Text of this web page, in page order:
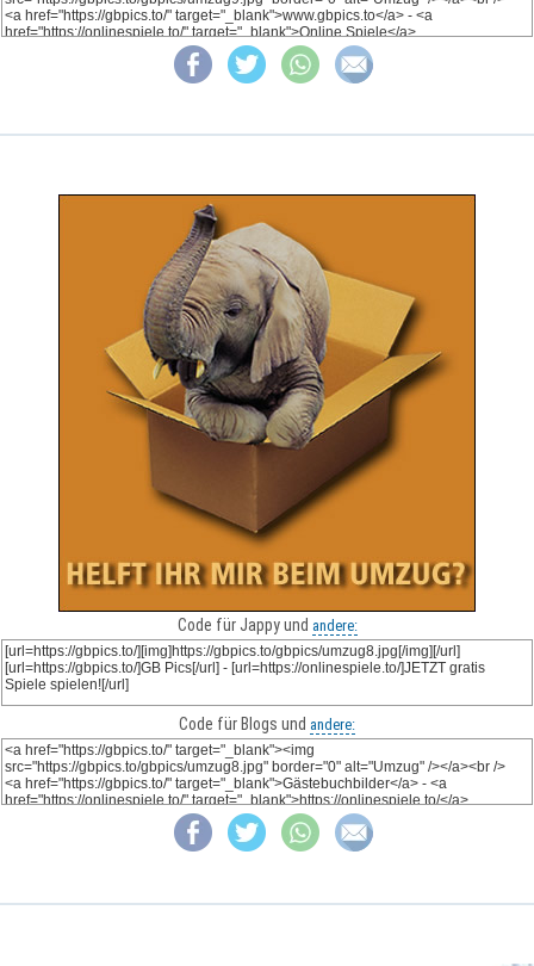
Code für Jappy und andere:
Code für Blogs und andere: